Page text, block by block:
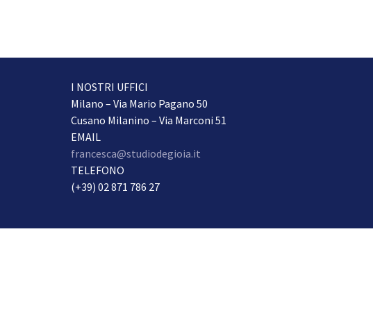
I NOSTRI UFFICI
Milano – Via Mario Pagano 50
Cusano Milanino – Via Marconi 51
EMAIL
francesca@studiodegioia.it
TELEFONO
(+39) 02 871 786 27